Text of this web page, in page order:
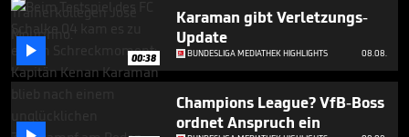
 00:38
Karaman gibt Verletzungs-
Update
BUNDESLIGA MEDIATHEK HIGHLIGHTS 08.08.
Champions League? VfB-Boss
ordnet Anspruch ein